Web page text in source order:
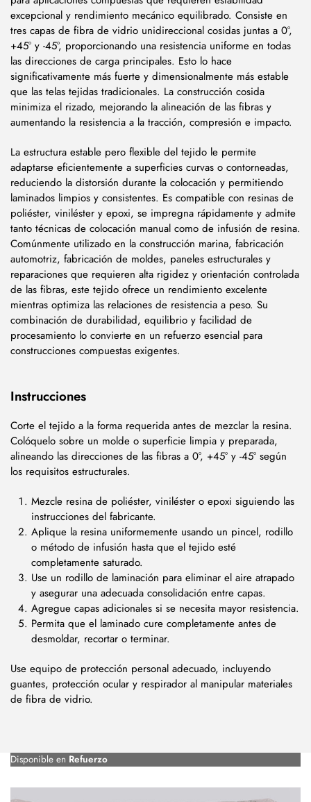
excepcional y rendimiento mecánico equilibrado. Consiste en
tres capas de fibra de vidrio unidireccional cosidas juntas a 0°,
+45° y -45°, proporcionando una resistencia uniforme en todas
las direcciones de carga principales. Esto lo hace
significativamente más fuerte y dimensionalmente más estable
que las telas tejidas tradicionales. La construcción cosida
minimiza el rizado, mejorando la alineación de las fibras y
aumentando la resistencia a la tracción, compresión e impacto.
La estructura estable pero flexible del tejido le permite
adaptarse eficientemente a superficies curvas o contorneadas,
reduciendo la distorsión durante la colocación y permitiendo
laminados limpios y consistentes. Es compatible con resinas de
poliéster, viniléster y epoxi, se impregna rápidamente y admite
tanto técnicas de colocación manual como de infusión de resina.
Comúnmente utilizado en la construcción marina, fabricación
automotriz, fabricación de moldes, paneles estructurales y
reparaciones que requieren alta rigidez y orientación controlada
de las fibras, este tejido ofrece un rendimiento excelente
mientras optimiza las relaciones de resistencia a peso. Su
combinación de durabilidad, equilibrio y facilidad de
procesamiento lo convierte en un refuerzo esencial para
construcciones compuestas exigentes.
Instrucciones
Corte el tejido a la forma requerida antes de mezclar la resina.
Colóquelo sobre un molde o superficie limpia y preparada,
alineando las direcciones de las fibras a 0°, +45° y -45° según
los requisitos estructurales.
Mezcle resina de poliéster, viniléster o epoxi siguiendo las
instrucciones del fabricante.
Aplique la resina uniformemente usando un pincel, rodillo
o método de infusión hasta que el tejido esté
completamente saturado.
Use un rodillo de laminación para eliminar el aire atrapado
y asegurar una adecuada consolidación entre capas.
Agregue capas adicionales si se necesita mayor resistencia.
Permita que el laminado cure completamente antes de
desmoldar, recortar o terminar.
Use equipo de protección personal adecuado, incluyendo
guantes, protección ocular y respirador al manipular materiales
de fibra de vidrio.
Disponible en Refuerzo